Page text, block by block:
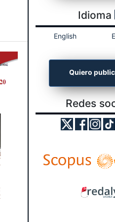
Idioma
English
Quiero
Redes